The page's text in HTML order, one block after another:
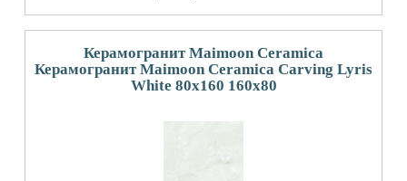
Керамогранит Maimoon Ceramica
Керамогранит Maimoon Ceramica Carving Lyris
White 80x160 160x80